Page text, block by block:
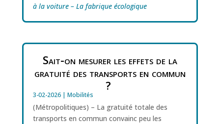
à la voiture – La fabrique écologique
Sait-on mesurer les effets de la
gratuité des transports en commun
?
3-02-2026| Mobilités
(Métropolitiques) – La gratuité totale des
transports en commun convainc peu les